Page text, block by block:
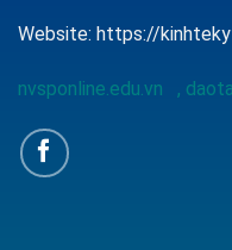
Website: https://
nvsponline.edu.vn ,